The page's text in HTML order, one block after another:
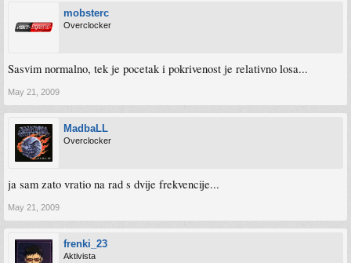
mobsterc
Overclocker
Sasvim normalno, tek je pocetak i pokrivenost je relativno losa...
May 21, 2009
MadbaLL
Overclocker
ja sam zato vratio na rad s dvije frekvencije...
May 21, 2009
frenki_23
Aktivista